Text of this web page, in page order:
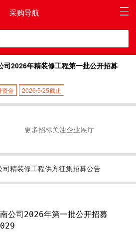
采购导航
司2026年精装修工程第一批公开招募
资金 2026/5/25截止
更多招标关注企业展厅
司精装修工程供方征集招募公告
公司2026年第一批公开招募